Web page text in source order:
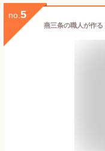
no. 5